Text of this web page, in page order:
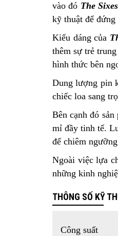
vào đó The Sixes
kỹ thuật để
Kiểu dáng của
thêm sự trẻ
hình thức bên
Dung lượng pin
chiếc loa sang
Bên cạnh đó
mỉ đầy tinh tế.
để chiêm
Ngoài việc lựa
những kinh
THÔNG SỐ KỸ
Công suất